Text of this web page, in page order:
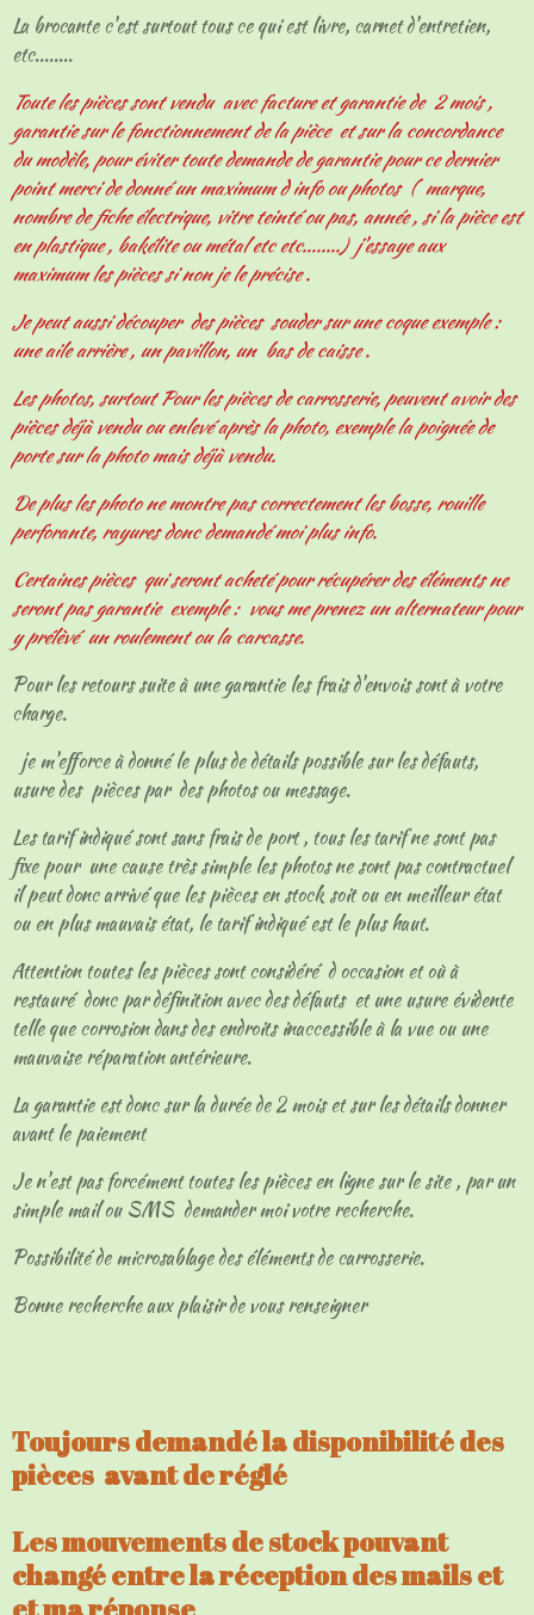
La brocante c'est surtout tous ce qui est livre, carnet d'entretien,
etc........
Toute les pièces sont vendu avec facture et garantie de 2 mois ,
garantie sur le fonctionnement de la pièce et sur la concordance
du modèle, pour éviter toute demande de garantie pour ce dernier
point merci de donné un maximum d info ou photos ( marque,
nombre de fiche électrique, vitre teinté ou pas, année , si la pièce est
en plastique , bakélite ou métal etc etc........) j'essaye aux
maximum les pièces si non je le précise .
Je peut aussi découper des pièces souder sur une coque exemple :
une aile arrière , un pavillon, un bas de caisse .
Les photos, surtout Pour les pièces de carrosserie, peuvent avoir des
pièces déjà vendu ou enlevé après la photo, exemple la poignée de
porte sur la photo mais déjà vendu.
De plus les photo ne montre pas correctement les bosse, rouille
perforante, rayures donc demandé moi plus info.
Certaines pièces qui seront acheté pour récupérer des éléments ne
seront pas garantie exemple : vous me prenez un alternateur pour
y prélèvé un roulement ou la carcasse.
Pour les retours suite à une garantie les frais d'envois sont à votre
charge.
je m'efforce à donné le plus de détails possible sur les défauts,
usure des pièces par des photos ou message.
Les tarif indiqué sont sans frais de port , tous les tarif ne sont pas
fixe pour une cause très simple les photos ne sont pas contractuel
il peut donc arrivé que les pièces en stock soit ou en meilleur état
ou en plus mauvais état, le tarif indiqué est le plus haut.
Attention toutes les pièces sont considéré d occasion et où à
restauré donc par définition avec des défauts et une usure évidente
telle que corrosion dans des endroits inaccessible à la vue ou une
mauvaise réparation antérieure.
La garantie est donc sur la durée de 2 mois et sur les détails donner
avant le paiement
Je n'est pas forcément toutes les pièces en ligne sur le site , par un
simple mail ou SMS demander moi votre recherche.
Possibilité de microsablage des éléments de carrosserie.
Bonne recherche aux plaisir de vous renseigner
Toujours demandé la disponibilité des
pièces avant de réglé
Les mouvements de stock pouvant
changé entre la réception des mails et